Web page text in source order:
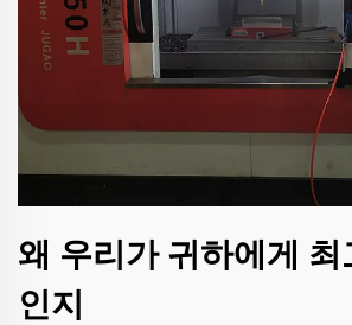
왜 우리가 귀하에게 최
인지